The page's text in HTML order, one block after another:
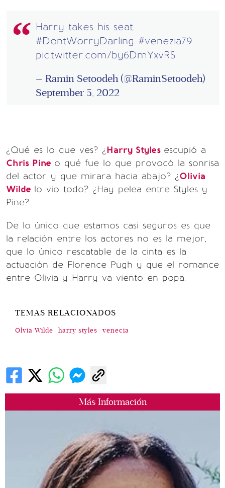
Más Información
Harry takes his seat.
#DontWorryDarling #venezia79
pic.twitter.com/by6DmYxvRS
— Ramin Setoodeh (@RaminSetoodeh)
September 5, 2022
¿Qué es lo que ves? ¿Harry Styles escupió a
Chris Pine o qué fue lo que provocó la sonrisa
del actor y que mirara hacia abajo? ¿Olivia
Wilde lo vio todo? ¿Hay pelea entre Styles y
Pine?
De lo único que estamos casi seguros es que
la relación entre los actores no es la mejor,
que lo único rescatable de la cinta es la
actuación de Florence Pugh y que el romance
entre Olivia y Harry va viento en popa.
TEMAS RELACIONADOS
Olvia Wilde harry styles venecia